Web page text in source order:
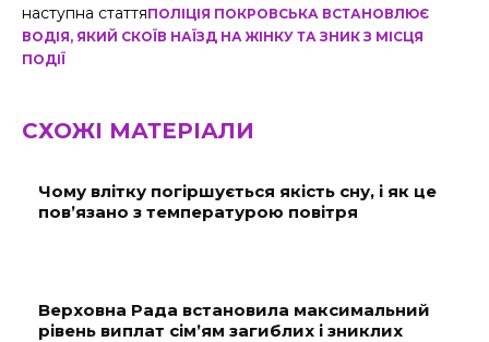
наступна статтяПОЛІЦІЯ ПОКРОВСЬКА ВСТАНОВЛЮЄ
ВОДІЯ, ЯКИЙ СКОЇВ НАЇЗД НА ЖІНКУ ТА ЗНИК З МІСЦЯ
ПОДІЇ
СХОЖІ МАТЕРІАЛИ
Чому влітку погіршується якість сну, і як це
пов’язано з температурою повітря
Верховна Рада встановила максимальний
рівень виплат сім’ям загиблих і зниклих